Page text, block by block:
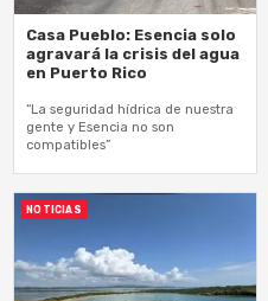
Casa Pueblo: Esencia solo
agravará la crisis del agua
en Puerto Rico
“La seguridad hídrica de nuestra
gente y Esencia no son
compatibles”
NOTICIAS